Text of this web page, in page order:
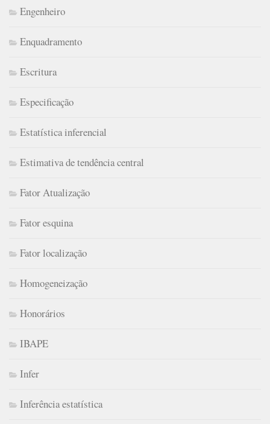
Engenheiro
Enquadramento
Escritura
Especificação
Estatística inferencial
Estimativa de tendência central
Fator Atualização
Fator esquina
Fator localização
Homogeneização
Honorários
IBAPE
Infer
Inferência estatística